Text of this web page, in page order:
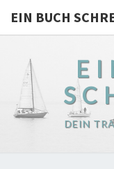
EIN BUCH
DEIN